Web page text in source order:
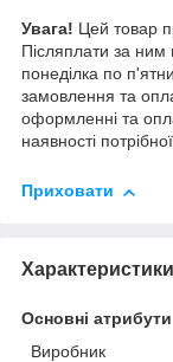
Увага! Цей товар
Післяплати за
понеділка по
замовлення та
оформленні та
наявності
Приховати
Характеристики
Основні атрибути
Виробник